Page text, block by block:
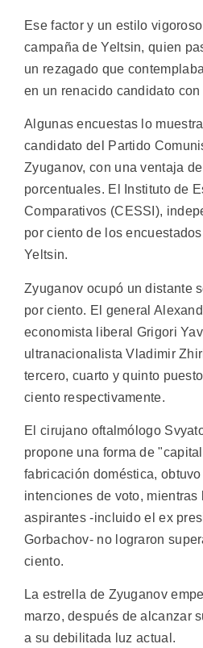
Ese factor y un estilo
campaña de Yeltsin, quien
un rezagado que
en un renacido candidato
Algunas encuestas lo
candidato del Partido
Zyuganov, con una ventaja
porcentuales. El Instituto de
Comparativos (CESSI),
por ciento de los
Yeltsin.
Zyuganov ocupó un distante
por ciento. El general
economista liberal Grigori
ultranacionalista Vladimir
tercero, cuarto y quinto
ciento respectivamente.
El cirujano oftalmólogo
propone una forma de
fabricación doméstica,
intenciones de voto, mientras
aspirantes -incluido el ex
Gorbachov- no lograron
ciento.
La estrella de Zyuganov
marzo, después de alcanzar
a su debilitada luz actual.